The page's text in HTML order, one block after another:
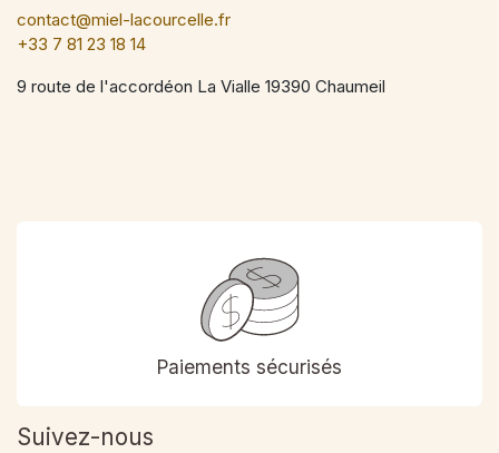
contact@miel-lacourcelle.fr
+33 7 81 23 18 14
9 route de l'accordéon La Vialle 19390 Chaumeil
Paiements sécurisés
Suivez-nous